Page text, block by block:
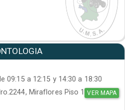
09:15 a 12:15 y 14:30 a 18:30
Miraflores Piso 1 VER MAPA